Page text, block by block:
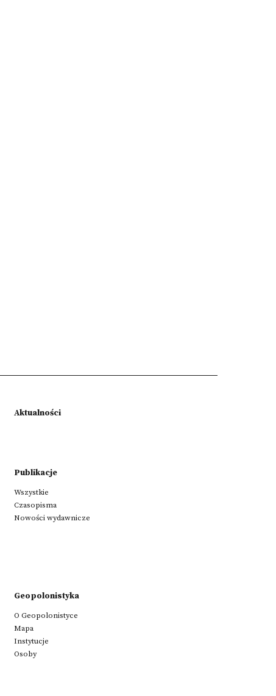
Aktualności
Publikacje
Wszystkie
Czasopisma
Nowości wydawnicze
Geopolonistyka
O Geopolonistyce
Mapa
Instytucje
Osoby